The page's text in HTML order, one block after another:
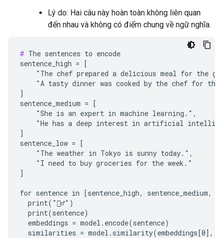
Lý do: Hai câu này hoàn toàn không liên quan
đến nhau và không có điểm chung về ngữ nghĩa.
# The sentences to encode
sentence_high = [
"The chef prepared a delicious meal for the
"A tasty dinner was cooked by the chef for the
]
sentence_medium = [
    "She is an expert in machine learning.",
"He has a deep interest in artificial
]
sentence_low = [
    "The weather in Tokyo is sunny today.",
    "I need to buy groceries for the week."
]
for sentence in [sentence_high, sentence_medium,
  print("🙋‍♂️")
  print(sentence)
  embeddings = model.encode(sentence)
similarities = model.similarity(embeddings[0],